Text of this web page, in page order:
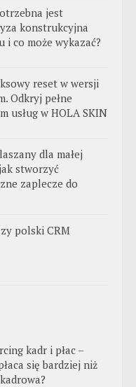
jest
konstrukcyjna
i co może wykazać?
reset w wersji
Odkryj pełne
usług w HOLA SKIN
dla małej
stworzyć
zaplecze do
polski CRM
kadr i płac –
się bardziej niż